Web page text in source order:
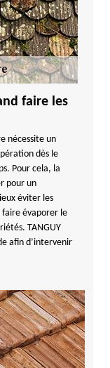
faire les
nécessite un
dès le
Pour cela, la
pour un
éviter les
faire évaporer le
TANGUY
afin d’intervenir